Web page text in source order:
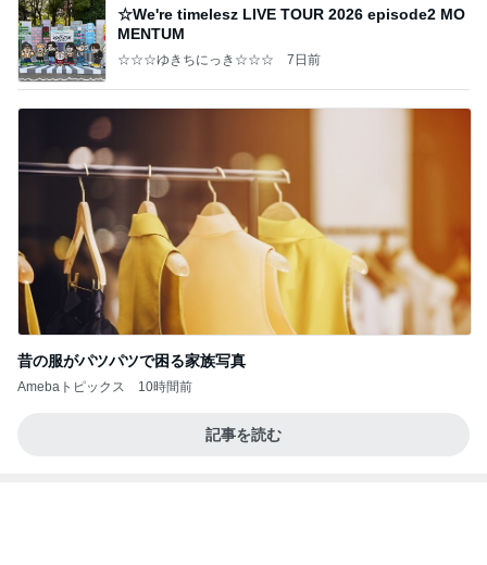
☆We're timelesz LIVE TOUR 2026 episode2 MO
MENTUM
☆☆☆ゆきちにっき☆☆☆ 7日前
昔の服がパツパツで困る家族写真
Amebaトピックス 10時間前
記事を読む